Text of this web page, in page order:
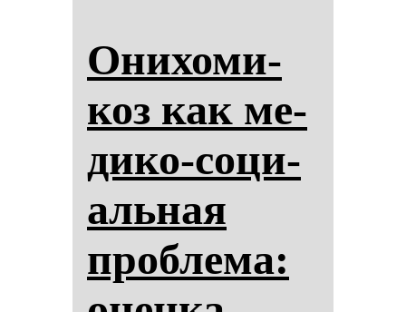
Они­хо­ми­
коз как ме­
ди­ко-со­ци­
аль­ная
проб­ле­ма: